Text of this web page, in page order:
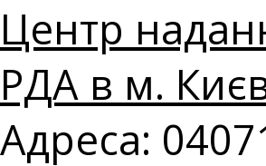
Центр
РДА в м.
Адреса: